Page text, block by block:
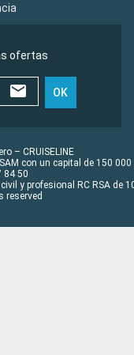
ofertas
OK
– CRUISELINE
con un capital de 150 000
84 50
y profesional RC RSA de
reserved